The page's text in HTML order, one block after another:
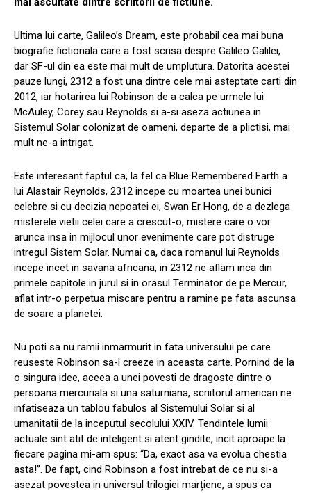
Ultima lui carte, Galileo’s Dream, este probabil cea mai buna
biografie fictionala care a fost scrisa despre Galileo Galilei,
dar SF-ul din ea este mai mult de umplutura. Datorita acestei
pauze lungi, 2312 a fost una dintre cele mai asteptate carti din
2012, iar hotarirea lui Robinson de a calca pe urmele lui
McAuley, Corey sau Reynolds si a-si aseza actiunea in
Sistemul Solar colonizat de oameni, departe de a plictisi, mai
mult ne-a intrigat.
Este interesant faptul ca, la fel ca Blue Remembered Earth a
lui Alastair Reynolds, 2312 incepe cu moartea unei bunici
celebre si cu decizia nepoatei ei, Swan Er Hong, de a dezlega
misterele vietii celei care a crescut-o, mistere care o vor
arunca insa in mijlocul unor evenimente care pot distruge
intregul Sistem Solar. Numai ca, daca romanul lui Reynolds
incepe incet in savana africana, in 2312 ne aflam inca din
primele capitole in jurul si in orasul Terminator de pe Mercur,
aflat intr-o perpetua miscare pentru a ramine pe fata ascunsa
de soare a planetei.
Nu poti sa nu ramii inmarmurit in fata universului pe care
reuseste Robinson sa-l creeze in aceasta carte. Pornind de la
o singura idee, aceea a unei povesti de dragoste dintre o
persoana mercuriala si una saturniana, scriitorul american ne
infatiseaza un tablou fabulos al Sistemului Solar si al
umanitatii de la inceputul secolului XXIV. Tendintele lumii
actuale sint atit de inteligent si atent gindite, incit aproape la
fiecare pagina mi-am spus: “Da, exact asa va evolua chestia
asta!”. De fapt, cind Robinson a fost intrebat de ce nu si-a
asezat povestea in universul trilogiei marțiene, a spus ca